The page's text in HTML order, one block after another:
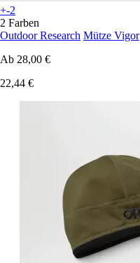
+-2
2 Farben
Outdoor Research Mütze Vigor
Ab 28,00 €
22,44 €